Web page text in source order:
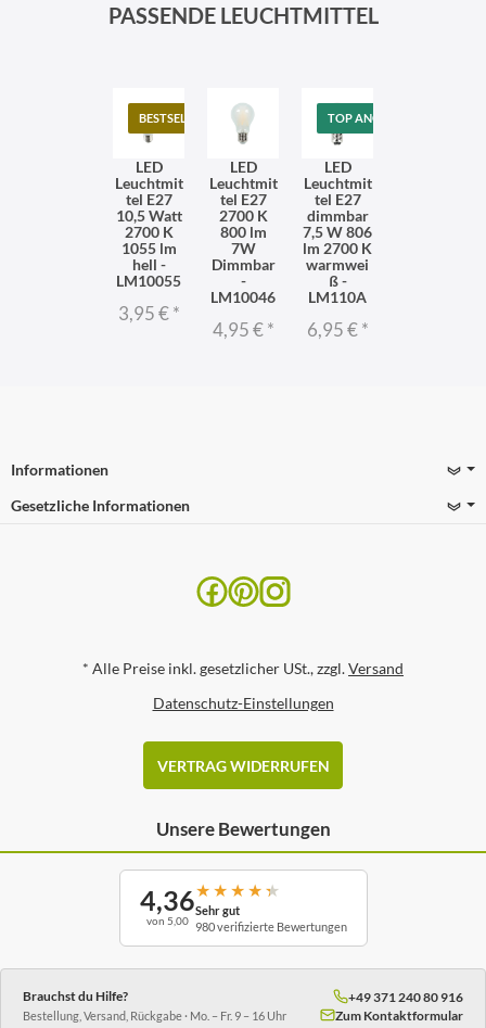
PASSENDE LEUCHTMITTEL
BESTSELLER
LED
Leuchtmit
tel E27
10,5 Watt
2700 K
1055 lm
hell -
LM10055
3,95 €*
LED
Leuchtmit
tel E27
2700 K
800 lm
7W
Dimmbar
-
LM10046
4,95 €*
TOP ANGEBOT
LED
Leuchtmit
tel E27
dimmbar
7,5 W 806
lm 2700 K
warmwei
ß -
LM110A
6,95 €*
Informationen
Gesetzliche Informationen
* Alle Preise inkl. gesetzlicher USt., zzgl.Versand
Datenschutz-Einstellungen
VERTRAG WIDERRUFEN
Unsere Bewertungen
4,36
von 5,00
★ ★ ★ ★ ★
Sehr gut
980 verifizierte Bewertungen
Brauchst du Hilfe?
Bestellung, Versand, Rückgabe · Mo. – Fr. 9 – 16 Uhr
+49 371 240 80 916
Zum Kontaktformular